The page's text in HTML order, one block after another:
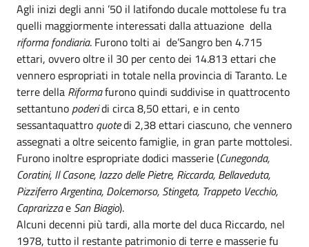
Agli inizi degli anni ’50 il latifondo ducale mottolese fu tra
quelli maggiormente interessati dalla attuazione della
riforma fondiaria. Furono tolti ai de’Sangro ben 4.715
ettari, ovvero oltre il 30 per cento dei 14.813 ettari che
vennero espropriati in totale nella provincia di Taranto. Le
terre della Riformafurono quindi suddivise in quattrocento
settantuno poderidi circa 8,50 ettari, e in cento
sessantaquattro quotedi 2,38 ettari ciascuno, che vennero
assegnati a oltre seicento famiglie, in gran parte mottolesi.
Furono inoltre espropriate dodici masserie (Cunegonda,
Coratini, Il Casone, Iazzo delle Pietre, Riccarda, Bellaveduta,
Pizziferro Argentina, Dolcemorso, Stingeta, Trappeto Vecchio,
Caprarizzae San Biagio).
Alcuni decenni più tardi, alla morte del duca Riccardo, nel
1978, tutto il restante patrimonio di terre e masserie fu